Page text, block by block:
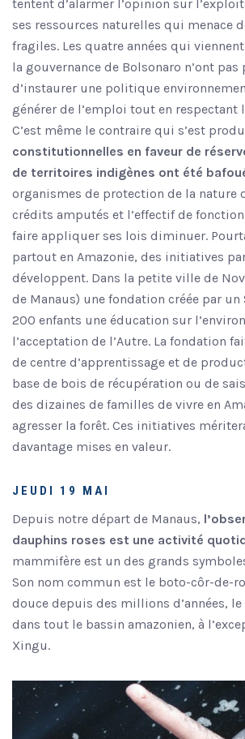
tentent d’alarmer l’opinion sur
ses ressources naturelles qui menace
fragiles. Les quatre années qui
la gouvernance de Bolsonaro n’ont pas
d’instaurer une politique
générer de l’emploi tout en respectant
C’est même le contraire qui s’est
constitutionnelles en faveur de
de territoires indigènes ont été
organismes de protection de la nature
crédits amputés et l’effectif de
faire appliquer ses lois diminuer.
partout en Amazonie, des initiatives
développent. Dans la petite ville de
de Manaus) une fondation créée par un
200 enfants une éducation sur
l’acceptation de l’Autre. La fondation
de centre d’apprentissage et de
base de bois de récupération ou de
des dizaines de familles de vivre en
agresser la forêt. Ces initiatives
davantage mises en valeur.
JEUDI 19 MAI
Depuis notre départ de Manaus,
dauphins roses est une activité
mammifère est un des grands
Son nom commun est le boto-côr-de-
douce depuis des millions d’années,
dans tout le bassin amazonien, à
Xingu.